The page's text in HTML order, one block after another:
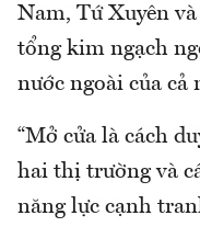
Nam, Tứ Xuyên
tổng kim ngạch
nước ngoài của cả
“Mở cửa là cách
hai thị trường và
năng lực cạnh